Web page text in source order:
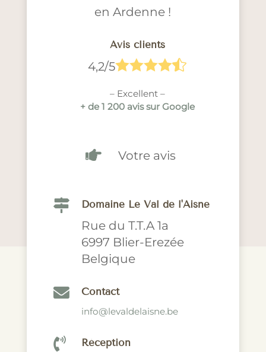
en Ardenne !
Avis clients
4,2/5
– Excellent –
+ de 1 200 avis sur Google
 Votre avis
 Domaine Le Val de l'Aisne
Rue du T.T.A 1a
6997 Blier-Erezée
Belgique
 Contact
info@levaldelaisne.be
 Réception